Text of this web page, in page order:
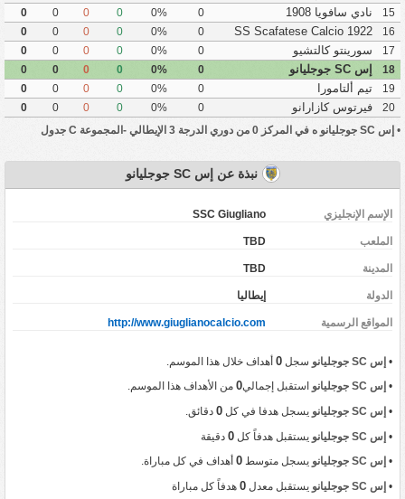
15
نادي سافويا 1908 0
0%
0
0
0
0
16
0
0%
0
0
0
0
17
سورينتو كالتشيو 0
0%
0
0
0
0
18
إس SC جوجليانو 0
0%
0
0
0
0
19
تيم ألتامورا 0
0%
0
0
0
0
20
فيرتوس كازارانو 0
0%
0
0
0
0
• إس SC جوجليانو ه في المركز 0 من دوري الدرجة 3 الإيطالي -المجموعة C جدول
نبذة عن إس SC جوجليانو
الإسم الإنجليزي SSC Giugliano
الملعب TBD
المدينة TBD
‏الدولة إيطاليا
المواقع الرسمية http://www.giuglianocalcio.com
• إس SC جوجليانو سجل 0أهداف خلال هذا الموسم.
• إس SC جوجليانو استقبل إجمالي0من الأهداف هذا الموسم.
• إس SC جوجليانو يسجل هدفا في كل 0دقائق.
• إس SC جوجليانو يستقبل هدفاً كل 0دقيقة
• إس SC جوجليانو يسجل متوسط 0أهداف في كل مباراة.
• إس SC جوجليانو يستقبل معدل 0هدفاً كل مباراة